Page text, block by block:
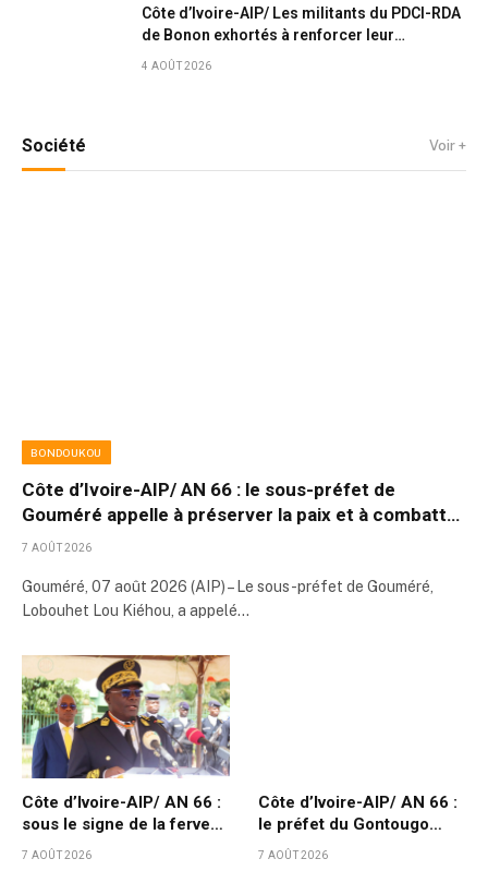
Côte d’Ivoire-AIP/ Les militants du PDCI-RDA
de Bonon exhortés à renforcer leur
mobilisation pour les prochaines échéances
4 AOÛT 2026
Société Voir +
BONDOUKOU
Côte d’Ivoire-AIP/ AN 66 : le sous-préfet de
Gouméré appelle à préserver la paix et à combattre
l’orpaillage clandestin
7 AOÛT 2026
Gouméré, 07 août 2026 (AIP) – Le sous-préfet de Gouméré,
Lobouhet Lou Kiéhou, a appelé…
Côte d’Ivoire-AIP/ AN 66 :
sous le signe de la ferveur
populaire et de la fierté
7 AOÛT 2026
Côte d’Ivoire-AIP/ AN 66 :
le préfet du Gontougo
invite les populations à
7 AOÛT 2026